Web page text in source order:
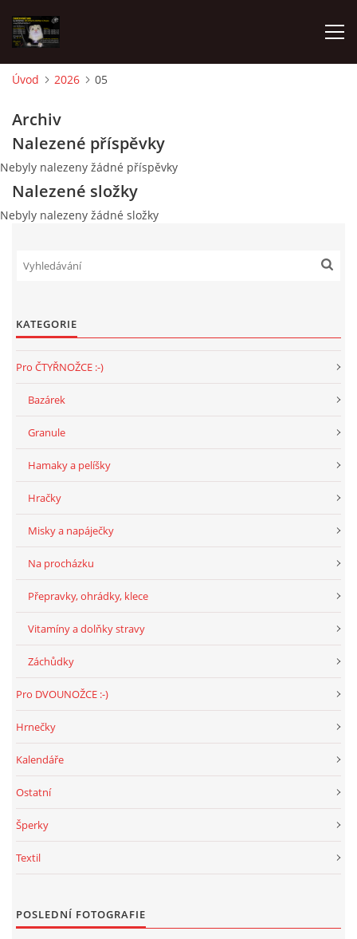
FRETKY V ÚTULKU
DFD - DOMOV FRETČÍCH DŮCHODCŮ
O FRETCE
O FRETCE
CHCI SI POŘÍDIT FRETKU
NEMOCI FRETEK
JEDNA ČÍ VÍCE FRETEK?
Úvod 2026 05
Archiv
Nalezené příspěvky
Nebyly nalezeny žádné příspěvky
Nalezené složky
Nebyly nalezeny žádné složky
KATEGORIE
Pro ČTYŘNOŽCE :-)
Bazárek
Granule
Hamaky a pelíšky
Hračky
Misky a napáječky
Na procházku
Přepravky, ohrádky, klece
Vitamíny a dolňky stravy
Záchůdky
Pro DVOUNOŽCE :-)
Hrnečky
Kalendáře
Ostatní
Šperky
Textil
POSLEDNÍ FOTOGRAFIE